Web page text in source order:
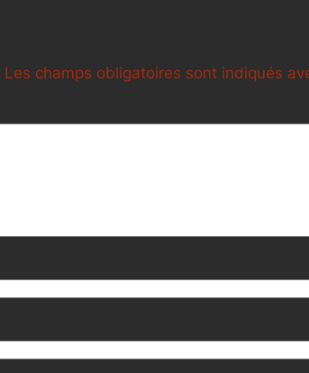
Les champs obligatoires sont indiqués